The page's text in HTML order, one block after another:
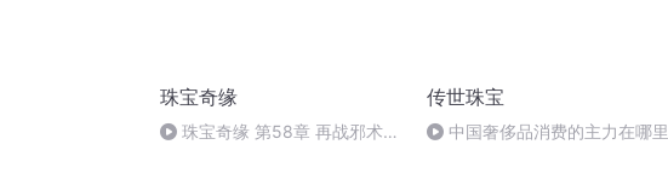
珠宝奇缘
珠宝奇缘 第58章 再战邪术妖
传世珠宝
中国奢侈品消费的主力在哪里